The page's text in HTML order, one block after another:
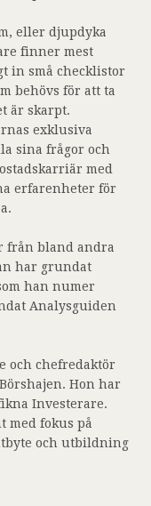
eller djupdyka
finner mest
in små checklistor
behövs för att ta
är skarpt.
exklusiva
sina frågor och
med
erfarenheter för
från bland andra
har grundat
han numer
Analysguiden
och chefredaktör
Hon har
Investerare.
med fokus på
och utbildning